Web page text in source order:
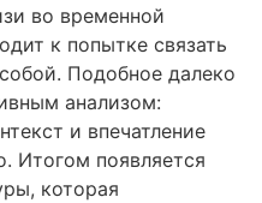
во временной
к попытке связать
Подобное далеко
анализом:
и впечатление
Итогом появляется
которая